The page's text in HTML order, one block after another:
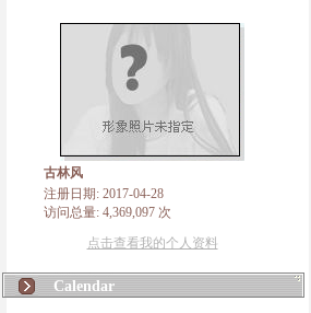
古林风
注册日期: 2017-04-28
访问总量: 4,369,097 次
点击查看我的个人资料
Calendar